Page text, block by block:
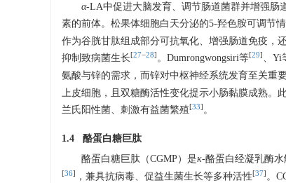
α-LA中促进大脑发育、调节肠道菌群并增强肠
素的前体。松果体细胞白天分泌的5-羟色胺可调节
作为谷胱甘肽组成部分可抗氧化、增强肠道免疫，
抑制致病菌生长[27−28] 。Dumrongwongsiri等[29] 、Yi
氨酸与锌的需求，而锌对中枢神经系统发育至关重
上皮细胞，且双糖酶活性变化提示小肠黏膜成熟。此
兰氏阳性菌、刺激有益菌繁殖[33] 。
1.4 酪蛋白糖巨肽
酪蛋白糖巨肽（CGMP）是κ-酪蛋白经凝乳酶
[36] ，兼具抗病毒、促益生菌生长等多种活性[37] 。